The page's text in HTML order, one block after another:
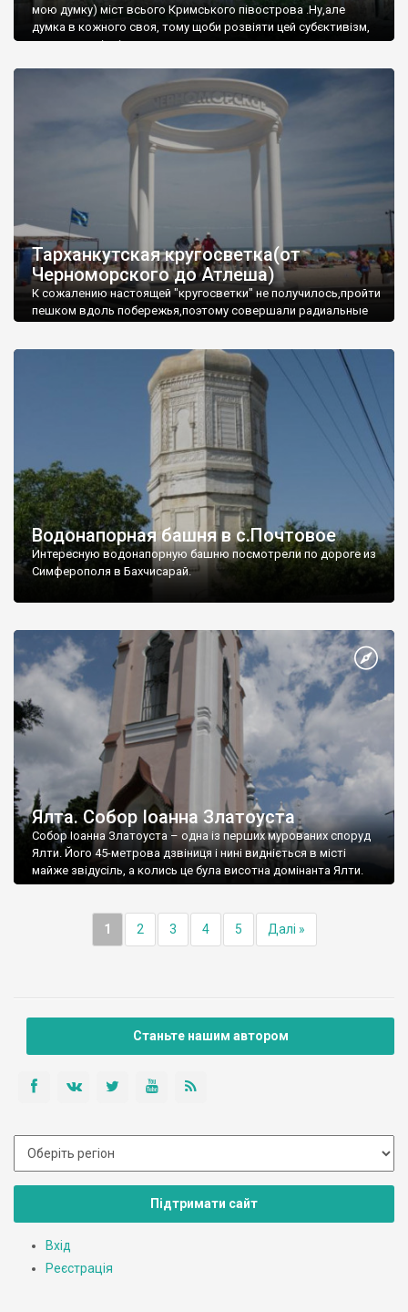
мою думку) міст всього Кримського півострова .Ну,але
думка в кожного своя, тому щоби розвіяти цей субєктивізм,
запрошую відвідати це
Тарханкутская кругосветка(от
Черноморского до Атлеша)
К сожалению настоящей "кругосветки" не получилось,пройти
пешком вдоль побережья,поэтому совершали радиальные
Водонапорная башня в с.Почтовое
Интересную водонапорную башню посмотрели по дороге из
Симферополя в Бахчисарай.
Ялта. Собор Іоанна Златоуста
Собор Іоанна Златоуста – одна із перших мурованих споруд
Ялти. Його 45-метрова дзвіниця і нині видніється в місті
майже звідусіль, а колись це була висотна домінанта Ялти.
1 2 3 4 5 Далі »
Станьте нашим автором
Підтримати сайт
Вхід
Реєстрація